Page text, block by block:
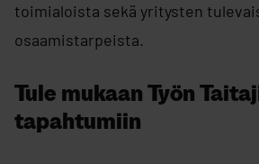
toimialoista sekä yritysten
osaamistarpeista.
Tule mukaan Työn
tapahtumiin